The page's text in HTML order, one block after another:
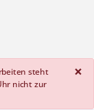
steht
nicht zur
×